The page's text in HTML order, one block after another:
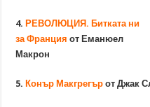
4. РЕВОЛЮЦИЯ. Битката ни
за Франция от Еманюел
Макрон
5. Конър Макгрегърот Джак